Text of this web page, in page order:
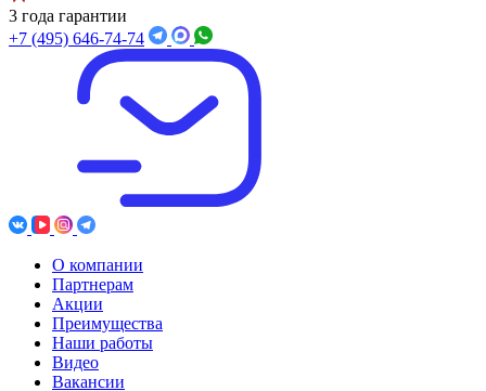
3 года гарантии
+7 (495) 646-74-74
О компании
Партнерам
Акции
Преимущества
Наши работы
Видео
Вакансии